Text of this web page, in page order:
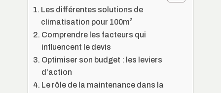
Les différentes solutions de
climatisation pour 100m²
Comprendre les facteurs qui
influencent le devis
Optimiser son budget : les leviers
d’action
Le rôle de la maintenance dans la